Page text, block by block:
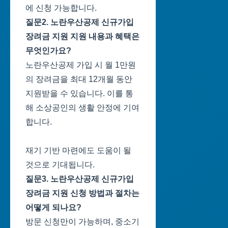
에 신청 가능합니다.
질문2. 노란우산공제 신규가입
장려금 지원 지원 내용과 혜택은
무엇인가요?
노란우산공제 가입 시 월 1만원
의 장려금을 최대 12개월 동안
지원받을 수 있습니다. 이를 통
해 소상공인의 생활 안정에 기여
합니다.
재기 기반 마련에도 도움이 될
것으로 기대됩니다.
질문3. 노란우산공제 신규가입
장려금 지원 신청 방법과 절차는
어떻게 되나요?
방문 신청만이 가능하며, 중소기